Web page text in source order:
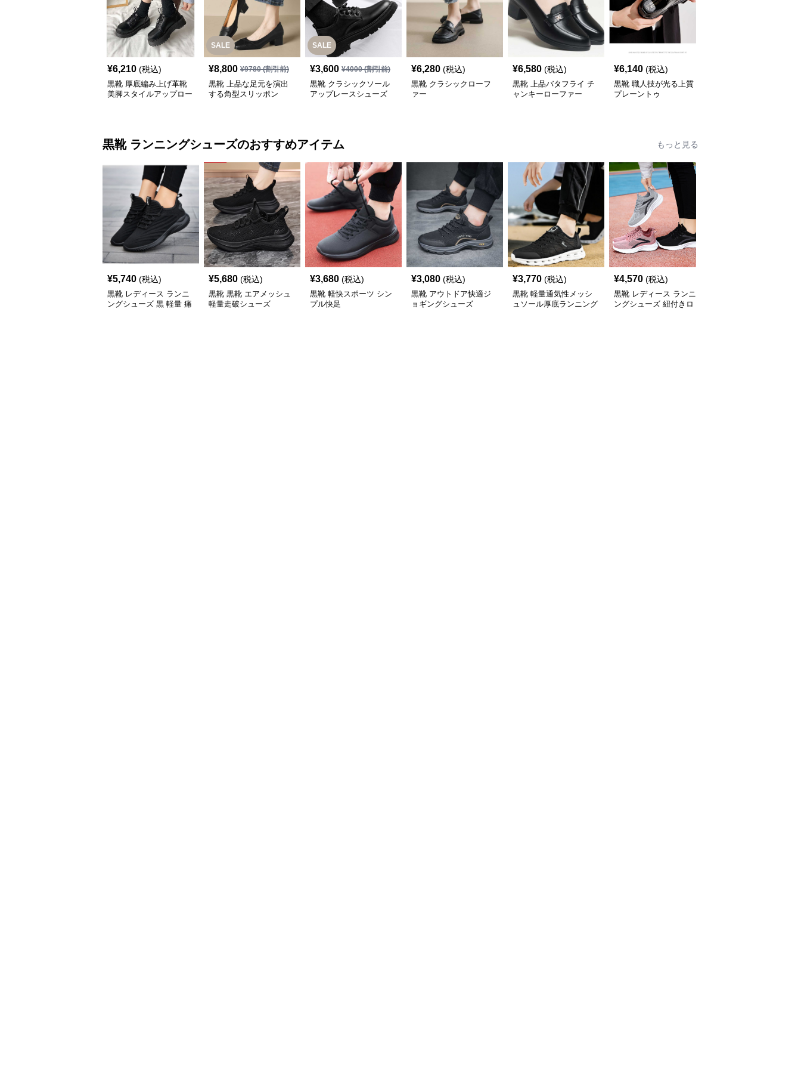
¥6,210 (税込)
黒靴 厚底編み上げ革靴
美脚スタイルアップロー
SALE
¥8,800 ¥9780(割引前)
黒靴 上品な足元を演出
する角型スリッポン
SALE
¥3,600 ¥4000(割引前)
黒靴 クラシックソール
アップレースシューズ
¥6,280 (税込)
黒靴 クラシックローフ
ァー
¥6,580 (税込)
黒靴 上品バタフライ チ
ャンキーローファー
¥6,140 (税込)
黒靴 職人技が光る上質
プレーントゥ
黒靴 ランニングシューズのおすすめアイテム もっと見る
¥5,740 (税込)
黒靴 レディース ランニ
ングシューズ 黒 軽量 痛
¥5,680 (税込)
黒靴 黒靴 エアメッシュ
軽量走破シューズ
¥3,680 (税込)
黒靴 軽快スポーツ シン
プル快足
¥3,080 (税込)
黒靴 アウトドア快適ジ
ョギングシューズ
¥3,770 (税込)
黒靴 軽量通気性メッシ
ュソール厚底ランニング
¥4,570 (税込)
黒靴 レディース ランニ
ングシューズ 紐付きロ